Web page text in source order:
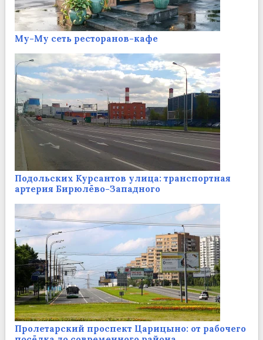
Му-Му сеть ресторанов-кафе
Подольских Курсантов улица: транспортная
артерия Бирюлёво-Западного
Пролетарский проспект Царицыно: от рабочего